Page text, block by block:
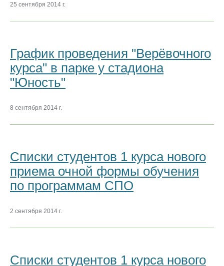
25 сентября 2014 г.
График проведения "Верёвочного
курса" в парке у стадиона
"Юность"
8 сентября 2014 г.
Списки студентов 1 курса нового
приема очной формы обучения
по программам СПО
2 сентября 2014 г.
Списки студентов 1 курса нового